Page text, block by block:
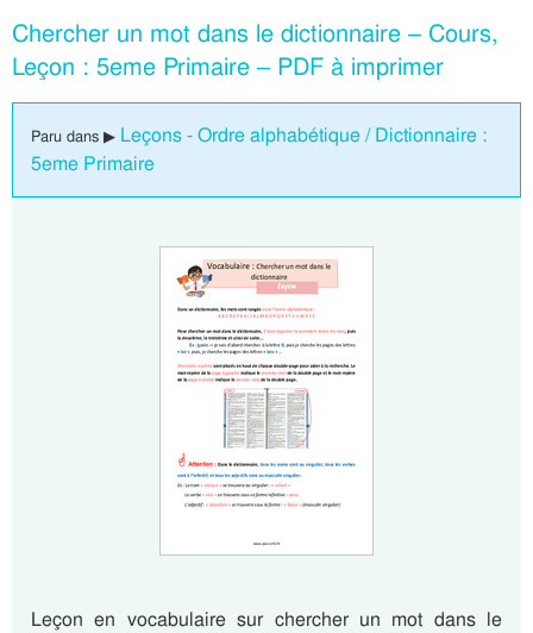
Chercher un mot dans le dictionnaire – Cours,
Leçon : 5eme Primaire – PDF à imprimer
Paru dans ▶ Leçons - Ordre alphabétique / Dictionnaire :
5eme Primaire
Leçon en vocabulaire sur chercher un mot dans le